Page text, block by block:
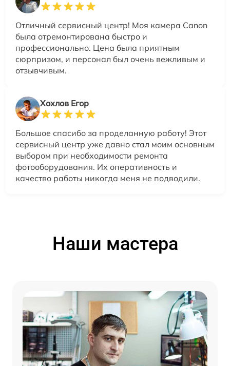
Отличный сервисный центр! Моя камера Canon
была отремонтирована быстро и
профессионально. Цена была приятным
сюрпризом, и персонал был очень вежливым и
отзывчивым.
Хохлов Егор
Большое спасибо за проделанную работу! Этот
сервисный центр уже давно стал моим основным
выбором при необходимости ремонта
фотооборудования. Их оперативность и
качество работы никогда меня не подводили.
Наши мастера